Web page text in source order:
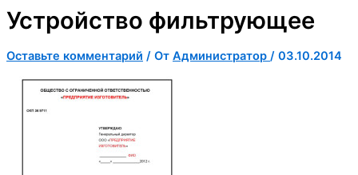
Устройство фильтрующее
Оставьте комментарий / От Администратор / 03.10.2014